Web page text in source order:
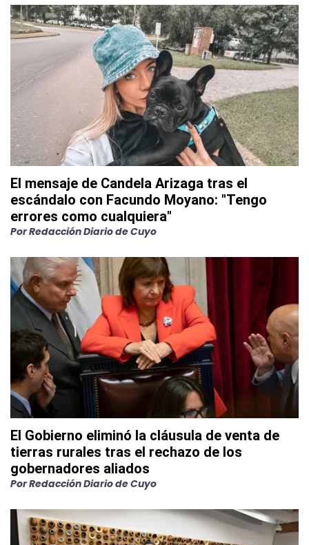
El mensaje de Candela Arizaga tras el
escándalo con Facundo Moyano: "Tengo
errores como cualquiera"
PorRedacción Diario de Cuyo
El Gobierno eliminó la cláusula de venta de
tierras rurales tras el rechazo de los
gobernadores aliados
PorRedacción Diario de Cuyo